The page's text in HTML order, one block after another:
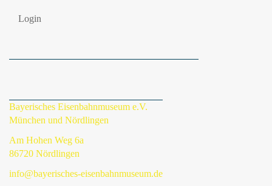
Login
Bayerisches Eisenbahnmuseum e.V.
München und Nördlingen
Am Hohen Weg 6a
86720 Nördlingen
info@bayerisches-eisenbahnmuseum.de